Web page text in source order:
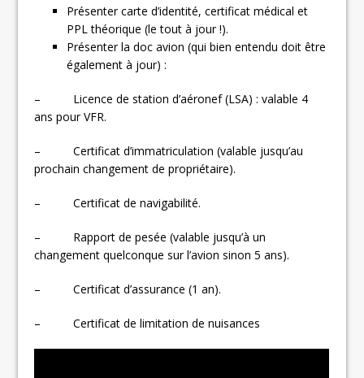
Présenter carte d’identité, certificat médical et
PPL théorique (le tout à jour !).
Présenter la doc avion (qui bien entendu doit être
également à jour) :
– Licence de station d’aéronef (LSA) : valable 4
ans pour VFR.
– Certificat d’immatriculation (valable jusqu’au
prochain changement de propriétaire).
– Certificat de navigabilité.
– Rapport de pesée (valable jusqu’à un
changement quelconque sur l’avion sinon 5 ans).
– Certificat d’assurance (1 an).
– Certificat de limitation de nuisances